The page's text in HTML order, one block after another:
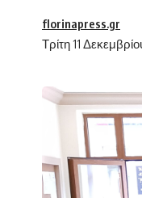
Τρίτη 11
florinapress.gr